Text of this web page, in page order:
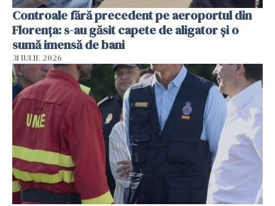
Controale fără precedent pe aeroportul din
Florența: s-au găsit capete de aligator și o
sumă imensă de bani
31 IULIE 2026